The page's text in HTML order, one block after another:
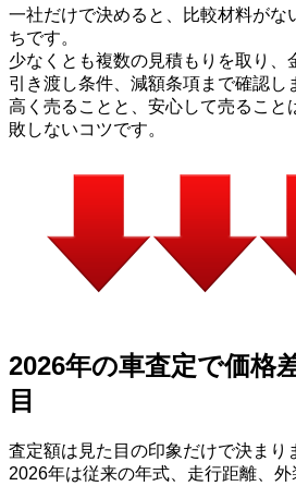
一社だけで決めると、比較材料がな
ちです。
少なくとも複数の見積もりを取り、
引き渡し条件、減額条項まで確認し
高く売ることと、安心して売ること
敗しないコツです。
2026年の車査定で価格
目
査定額は見た目の印象だけで決まり
2026年は従来の年式、走行距離、